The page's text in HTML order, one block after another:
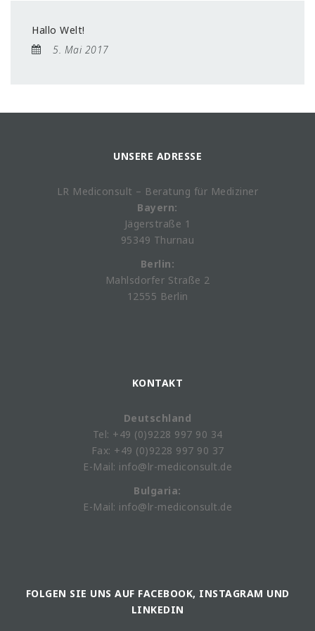
Hallo Welt!
5. Mai 2017
UNSERE ADRESSE
LR Mediconsult – Beratung für Mediziner
Bayern:
Jägerstraße 1
95349 Thurnau
Berlin:
Mahlsdorfer Straße 2
12555 Berlin
KONTAKT
Deutschland
Tel: +49 (0)9228 997 90 34
Fax: +49 (0)9228 997 90 37
E-Mail: info@lr-mediconsult.de
Bulgaria:
E-Mail: info@lr-mediconsult.de
FOLGEN SIE UNS AUF FACEBOOK, INSTAGRAM UND
LINKEDIN